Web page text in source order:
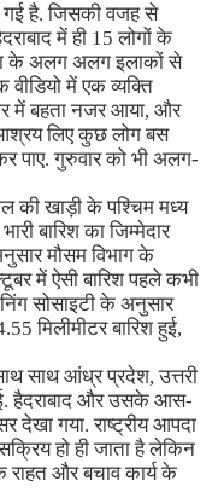
गई है. जिसकी वजह से
में ही 15 लोगों के
के अलग अलग इलाकों से
वीडियो में एक व्यक्ति
में बहता नजर आया, और
लिए कुछ लोग बस
पाए. गुरुवार को भी अलग-
की खाड़ी के पश्चिम मध्य
बारिश का जिम्मेदार
मौसम विभाग के
में ऐसी बारिश पहले कभी
सोसाइटी के अनुसार
मिलीमीटर बारिश हुई,
साथ आंध्र प्रदेश, उत्तरी
हैदराबाद और उसके आस-
देखा गया. राष्ट्रीय आपदा
हो ही जाता है लेकिन
राहत और बचाव कार्य के